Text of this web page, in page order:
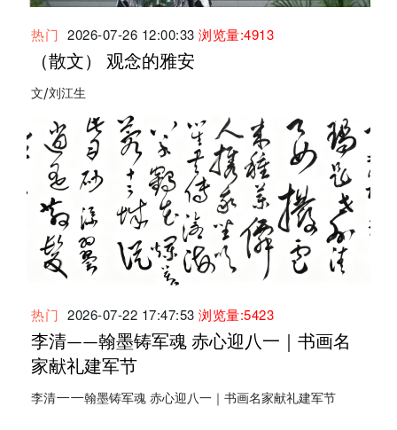
热门 2026-07-26 12:00:33 浏览量:4913
（散文） 观念的雅安
文/刘江生
热门 2026-07-22 17:47:53 浏览量:5423
李清——翰墨铸军魂 赤心迎八一｜书画名
家献礼建军节
李清——翰墨铸军魂 赤心迎八一｜书画名家献礼建军节